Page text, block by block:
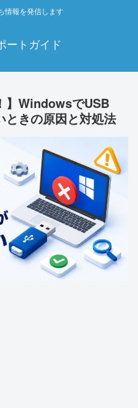
情報を発信します
ートガイド
】WindowsでUSB
ときの原因と対処法